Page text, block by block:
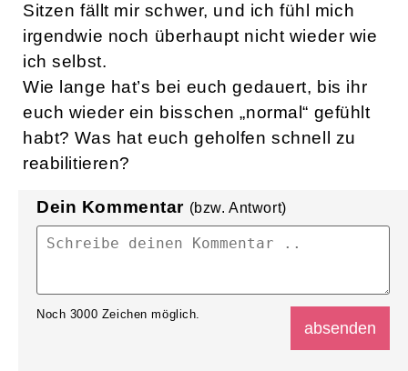
Sitzen fällt mir schwer, und ich fühl mich
irgendwie noch überhaupt nicht wieder wie
ich selbst.
Wie lange hat’s bei euch gedauert, bis ihr
euch wieder ein bisschen „normal“ gefühlt
habt? Was hat euch geholfen schnell zu
reabilitieren?
Dein Kommentar (bzw. Antwort)
Noch 3000 Zeichen möglich.